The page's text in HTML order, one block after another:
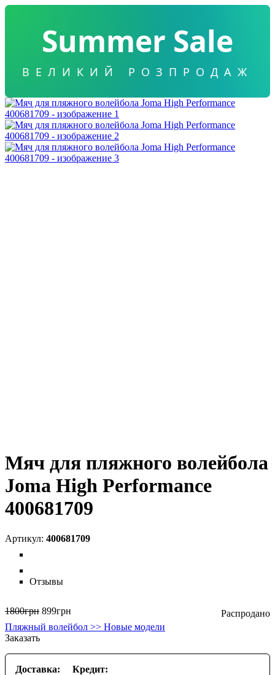
Summer Sale
ВЕЛИКИЙ РОЗПРОДАЖ
Мяч для пляжного волейбола
Joma High Performance
400681709
400681709
Отзывы
1800грн 899грн
Пляжный волейбол >> Новые модели
Заказать
Доставка: Кредит: